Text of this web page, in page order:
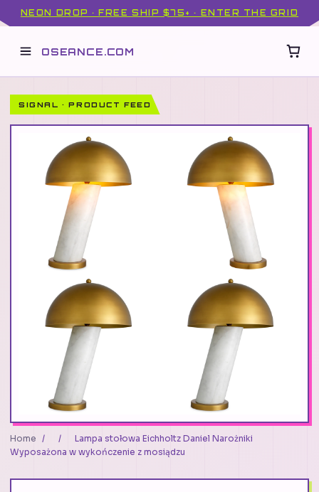
NEON DROP · FREE SHIP $75+ · ENTER THE GRID
OSEANCE.COM
SIGNAL · PRODUCT FEED
Home / /
Lampa stołowa Eichholtz Daniel Narożniki
Wyposażona w wykończenie z mosiądzu